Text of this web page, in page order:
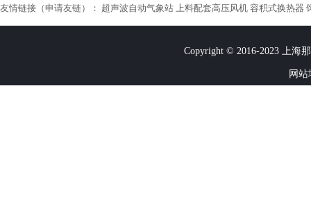
友情链接（申请友链）： 超声波自动气象站 上料配套高压风机 容积式换热器
Copyright © 2016-2023 上海
网站